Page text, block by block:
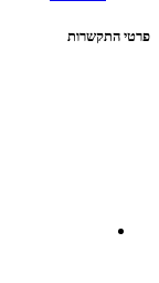
פרטי התקשרות